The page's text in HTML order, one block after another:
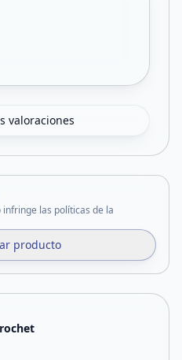
valoraciones
las políticas de la
producto